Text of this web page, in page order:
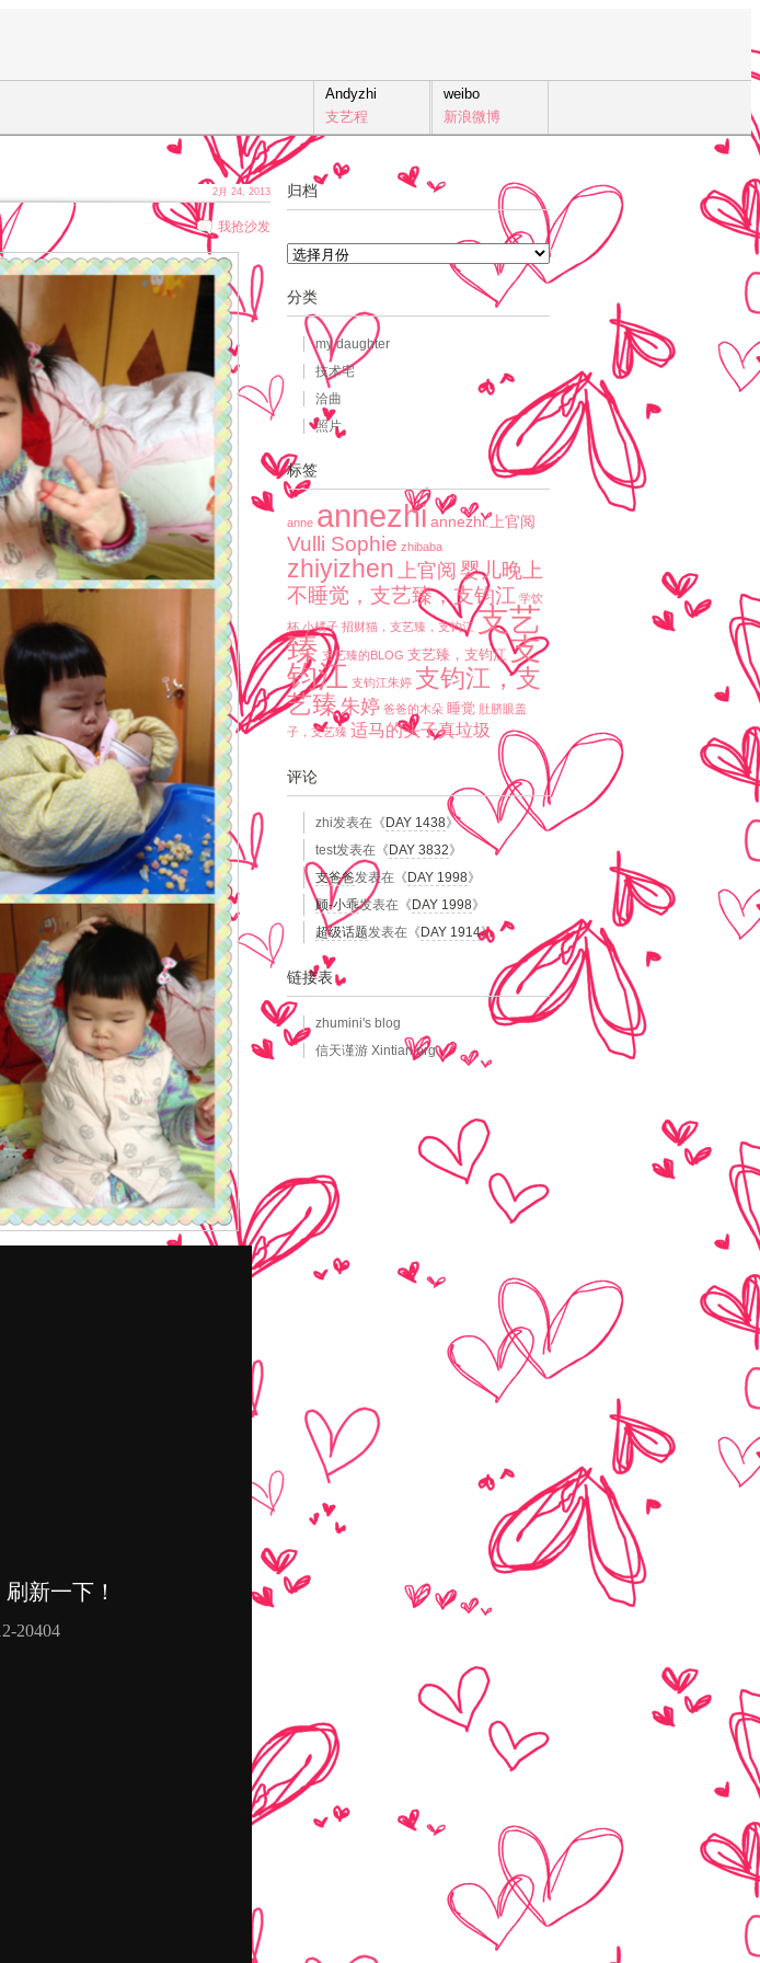
weibo
新浪微博
Andyzhi
支艺程
我抢沙发
2月 24, 2013 归档
档
分类
my daughter
技术宅
洽曲
照片
标签
anne annezhi annezhi.上官阅
Vulli Sophie zhibaba
zhiyizhen 上官阅 婴儿晚上
不睡觉，支艺臻，支钧江 学饮
杯 小橘子 招财猫，支艺臻，支钧江 支艺
臻 支艺臻的BLOG 支艺臻，支钧江 支
钧江 支钧江朱婷 支钧江，支
艺臻朱婷 爸爸的木朵 睡觉 肚脐眼盖
子，支艺臻 适马的头子真垃圾
评论
zhi发表在《 DAY 1438》
test发表在《 DAY 3832》
支爸爸发表在《 DAY 1998》
顾-小乖发表在《 DAY 1998》
超级话题发表在《 DAY 1914》
链接表
zhumini's blog
信天谨游 Xintian.org